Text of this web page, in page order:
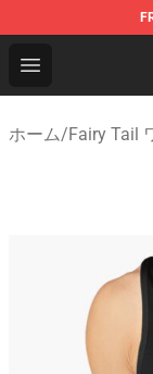
Open menu
Fairy Tail
ホーム/Fairy Tail